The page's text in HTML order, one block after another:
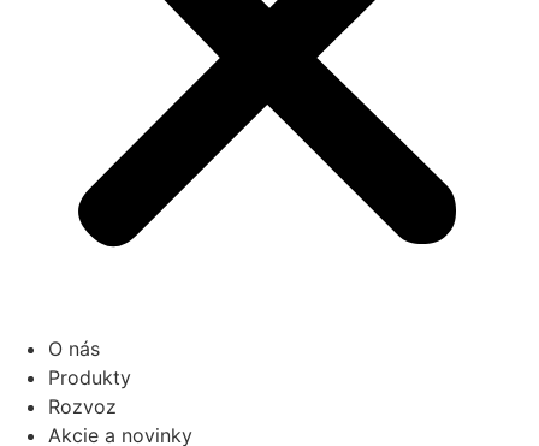
O nás
Produkty
Rozvoz
Akcie a novinky